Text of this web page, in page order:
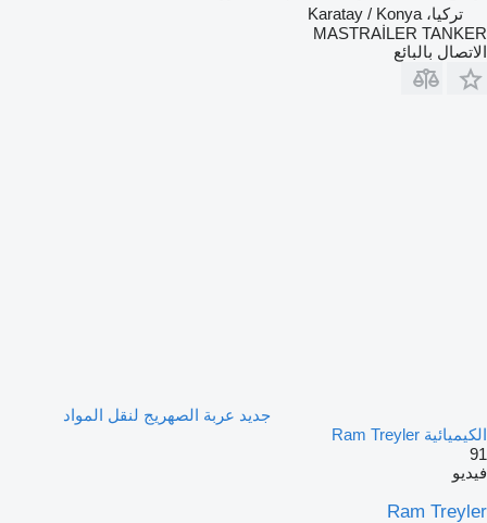
تركيا، Karatay / Konya
MASTRAİLER TANKER
الاتصال بالبائع
جديد عربة الصهريج لنقل المواد
الكيميائية Ram Treyler
91
فيديو
Ram Treyler